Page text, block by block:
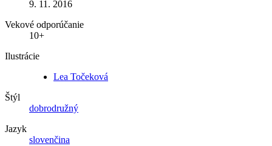
9. 11. 2016
Vekové odporúčanie
10+
Ilustrácie
Lea Točeková
Štýl
dobrodružný
Jazyk
slovenčina